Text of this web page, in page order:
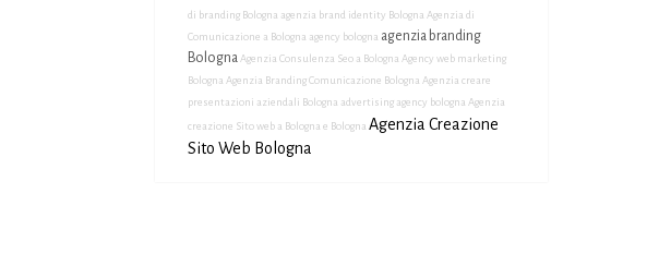
di branding Bologna agenzia brand identity Bologna Agenzia di
Comunicazione a Bologna agency bologna agenzia branding
Bologna Agenzia Consulenza Seo a Bologna Agency web marketing
Bologna Agenzia Branding Comunicazione Bologna Agenzia creare
presentazioni aziendali Bologna advertising agency bologna Agenzia
creazione Sito web a Bologna e Bologna Agenzia Creazione
Sito Web Bologna